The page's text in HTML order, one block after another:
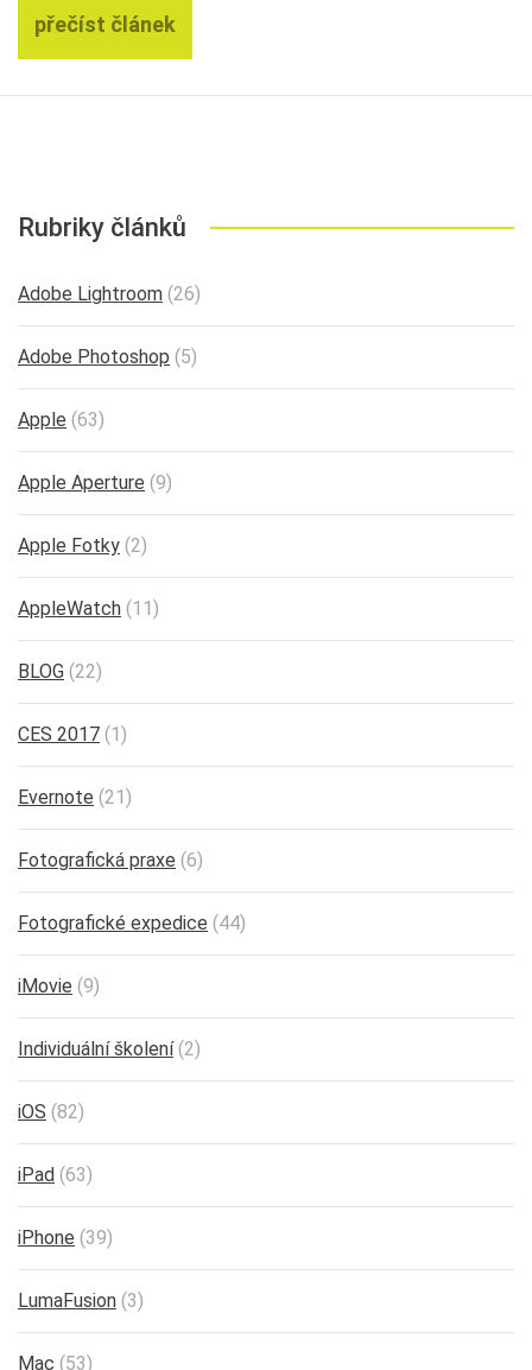
přečíst článek
Rubriky článků
Adobe Lightroom (26)
Adobe Photoshop (5)
Apple (63)
Apple Aperture (9)
Apple Fotky (2)
AppleWatch (11)
BLOG (22)
CES 2017 (1)
Evernote (21)
Fotografická praxe (6)
Fotografické expedice (44)
iMovie (9)
Individuální školení(2)
iOS (82)
iPad (63)
iPhone (39)
LumaFusion (3)
Mac (53)